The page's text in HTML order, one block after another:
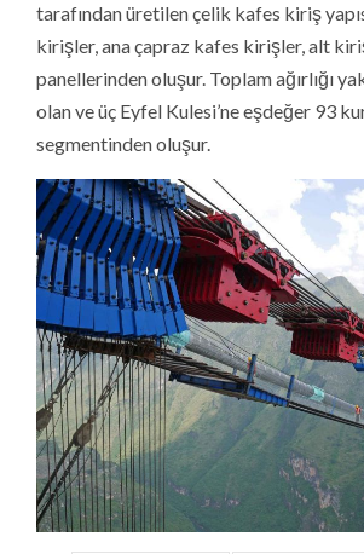
tarafından üretilen çelik kafes kiriş
kirişler, ana çapraz kafes kirişler, alt
panellerinden oluşur. Toplam ağırlığı
olan ve üç Eyfel Kulesi’ne eşdeğer 93
segmentinden oluşur.